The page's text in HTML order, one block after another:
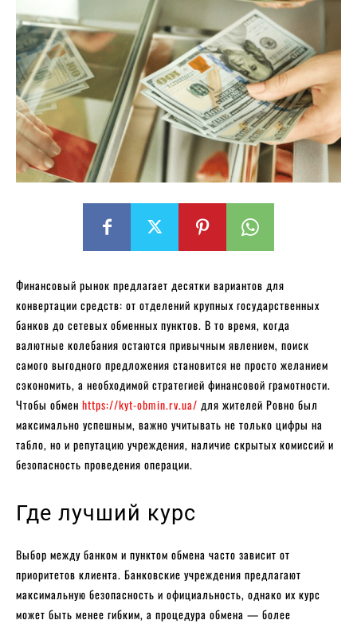
Финансовый рынок предлагает десятки вариантов для
конвертации средств: от отделений крупных государственных
банков до сетевых обменных пунктов. В то время, когда
валютные колебания остаются привычным явлением, поиск
самого выгодного предложения становится не просто желанием
сэкономить, а необходимой стратегией финансовой грамотности.
Чтобы обмен https://kyt-obmin.rv.ua/ для жителей Ровно был
максимально успешным, важно учитывать не только цифры на
табло, но и репутацию учреждения, наличие скрытых комиссий и
безопасность проведения операции.
Где лучший курс
Выбор между банком и пунктом обмена часто зависит от
приоритетов клиента. Банковские учреждения предлагают
максимальную безопасность и официальность, однако их курс
может быть менее гибким, а процедура обмена — более